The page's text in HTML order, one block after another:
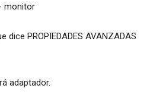
monitor
dice PROPIEDADES AVANZADAS
adaptador.